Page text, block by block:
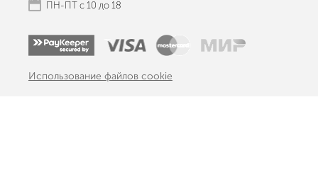
ПН-ПТ с 10 до 18
Использование файлов cookie